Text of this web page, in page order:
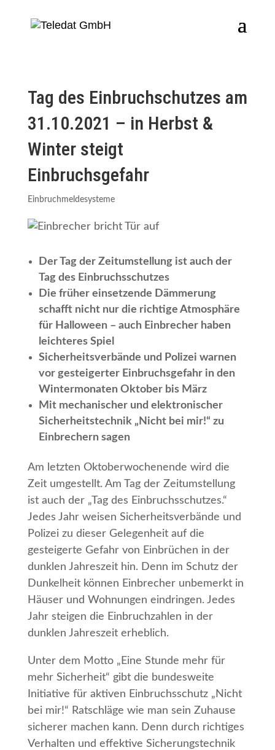
Tag des Einbruchschutzes am
31.10.2021 – in Herbst &
Winter steigt
Einbruchsgefahr
Einbruchmeldesysteme
Der Tag der Zeitumstellung ist auch der
Tag des Einbruchsschutzes
Die früher einsetzende Dämmerung
schafft nicht nur die richtige Atmosphäre
für Halloween – auch Einbrecher haben
leichteres Spiel
Sicherheitsverbände und Polizei warnen
vor gesteigerter Einbruchsgefahr in den
Wintermonaten Oktober bis März
Mit mechanischer und elektronischer
Sicherheitstechnik „Nicht bei mir!“ zu
Einbrechern sagen
Am letzten Oktoberwochenende wird die
Zeit umgestellt. Am Tag der Zeitumstellung
ist auch der „Tag des Einbruchsschutzes.“
Jedes Jahr weisen Sicherheitsverbände und
Polizei zu dieser Gelegenheit auf die
gesteigerte Gefahr von Einbrüchen in der
dunklen Jahreszeit hin. Denn im Schutz der
Dunkelheit können Einbrecher unbemerkt in
Häuser und Wohnungen eindringen. Jedes
Jahr steigen die Einbruchzahlen in der
dunklen Jahreszeit erheblich.
Unter dem Motto „Eine Stunde mehr für
mehr Sicherheit“ gibt die bundesweite
Initiative für aktiven Einbruchsschutz „Nicht
bei mir!“ Ratschläge wie man sein Zuhause
sicherer machen kann. Denn durch richtiges
Verhalten und effektive Sicherungstechnik